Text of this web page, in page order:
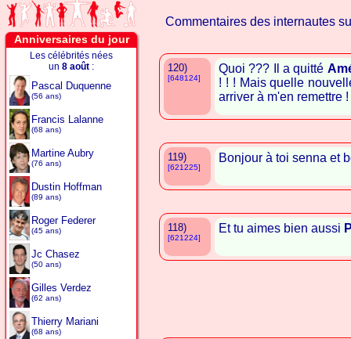
Anniversaires du jour
Les célébrités nées
un 8 août :
Pascal Duquenne
(56 ans)
Francis Lalanne
(68 ans)
Martine Aubry
(76 ans)
Dustin Hoffman
(89 ans)
Roger Federer
(45 ans)
Jc Chasez
(50 ans)
Gilles Verdez
(62 ans)
Thierry Mariani
(68 ans)
Commentaires des internautes
120)
[648124]
Quoi ??? Il a quitté
! ! ! Mais quelle
arriver à m'en remettre !
119)
[621225]
Bonjour à toi senna et
118)
[621224]
Et tu aimes bien aussi